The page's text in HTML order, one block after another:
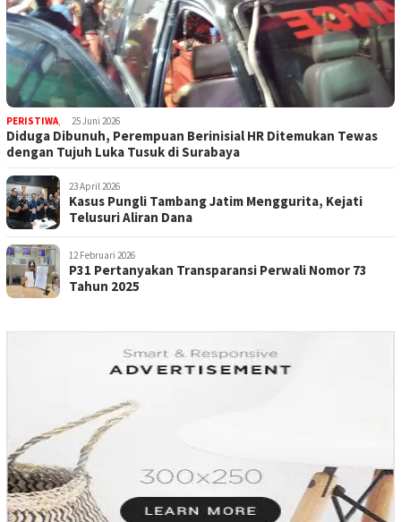
PERISTIWA 25 Juni 2026
Diduga Dibunuh, Perempuan Berinisial HR Ditemukan Tewas
dengan Tujuh Luka Tusuk di Surabaya
23 April 2026
Kasus Pungli Tambang Jatim Menggurita, Kejati
Telusuri Aliran Dana
12 Februari 2026
P31 Pertanyakan Transparansi Perwali Nomor 73
Tahun 2025